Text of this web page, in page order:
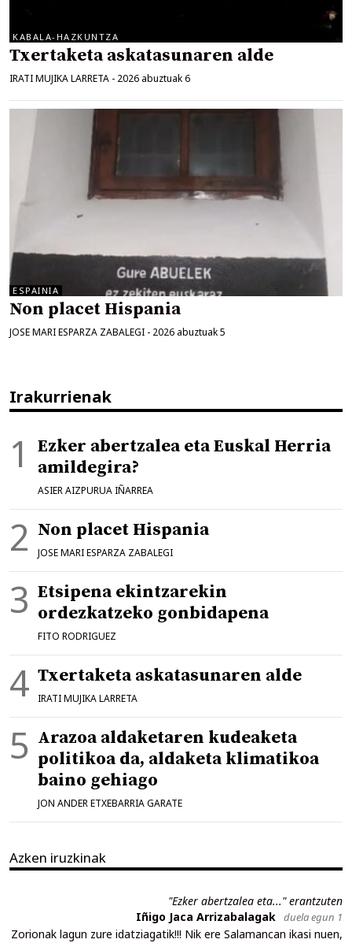
KABALA-HAZKUNTZA
Txertaketa askatasunaren alde
IRATI MUJIKA LARRETA - 2026 abuztuak 6
ESPAINIA
Non placet Hispania
JOSE MARI ESPARZA ZABALEGI - 2026 abuztuak 5
Irakurrienak
Ezker abertzalea eta Euskal Herria
amildegira?
ASIER AIZPURUA IÑARREA
Non placet Hispania
JOSE MARI ESPARZA ZABALEGI
Etsipena ekintzarekin
ordezkatzeko gonbidapena
FITO RODRIGUEZ
Txertaketa askatasunaren alde
IRATI MUJIKA LARRETA
Arazoa aldaketaren kudeaketa
politikoa da, aldaketa klimatikoa
baino gehiago
JON ANDER ETXEBARRIA GARATE
Azken iruzkinak
"Ezker abertzalea eta..." erantzuten
Iñigo Jaca Arrizabalagak duela egun 1
Zorionak lagun zure idatziagatik!!! Nik ere Salamancan ikasi nuen,